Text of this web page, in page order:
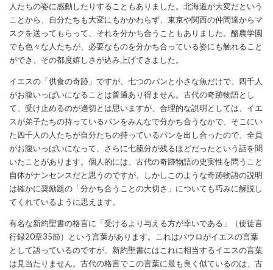
人たちの姿に感動したりすることもありました。北海道が大変だという
ことから、自分たちも大変にもかかわらず、東京や関西の仲間達からマ
スクを送ってもらって、それを分かち合うこともありました。酪農学園
でも色々な人たちが、必要なものを分かち合っている姿にも触れること
ができ、その都度嬉しさが込み上げてきました。
イエスの「供食の奇跡」ですが、七つのパンと小さな魚だけで、四千人
がお腹いっぱいになることは普通あり得ません。古代の奇跡物語とし
て、受け止めるのが適切とは思いますが、合理的な説明としては、イエ
スが弟子たちの持っているパンをみんなで分かち合うなかで、そこにい
た四千人の人たちが自分たちの持っているパンを出し合ったので、全員
がお腹いっぱいになって、さらに七籠分が残るほどだったという話を聞
いたことがあります。個人的には、古代の奇跡物語の史実性を問うこと
自体がナンセンスだと思うのですが、しかしこのような奇跡物語の説明
は確かに奨励題の「分かち合うことの大切さ」についても巧みに解説し
てくれているように思えます。
有名な新約聖書の格言に「受けるより与える方が幸いである」（使徒言
行録20章35節）という言葉があります。これはパウロがイエスの言葉
として語っているのですが、新約聖書にはこれに相当するイエスの言葉
は見当たりません。古代の格言でこの言葉に最も良く似ているのは、古